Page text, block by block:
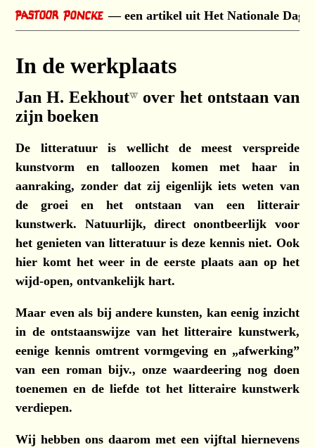
een artikel uit Het Nationale
In de werkplaats
Jan H. Eekhout
over het ontstaan van
zijn boeken
De litteratuur is wellicht de meest verspreide
kunstvorm en talloozen komen met haar in
aanraking, zonder dat zij eigenlijk iets weten van
de groei en het ontstaan van een litterair
kunstwerk. Natuurlijk, direct onontbeerlijk voor
het genieten van litteratuur is deze kennis niet. Ook
hier komt het weer in de eerste plaats aan op het
wijd-open, ontvankelijk hart.
Maar even als bij andere kunsten, kan eenig inzicht
in de ontstaanswijze van het litteraire kunstwerk,
eenige kennis omtrent vormgeving en „afwerking”
van een roman bijv., onze waardeering nog doen
toenemen en de liefde tot het litteraire kunstwerk
verdiepen.
Wij hebben ons daarom met een vijftal hiernevens